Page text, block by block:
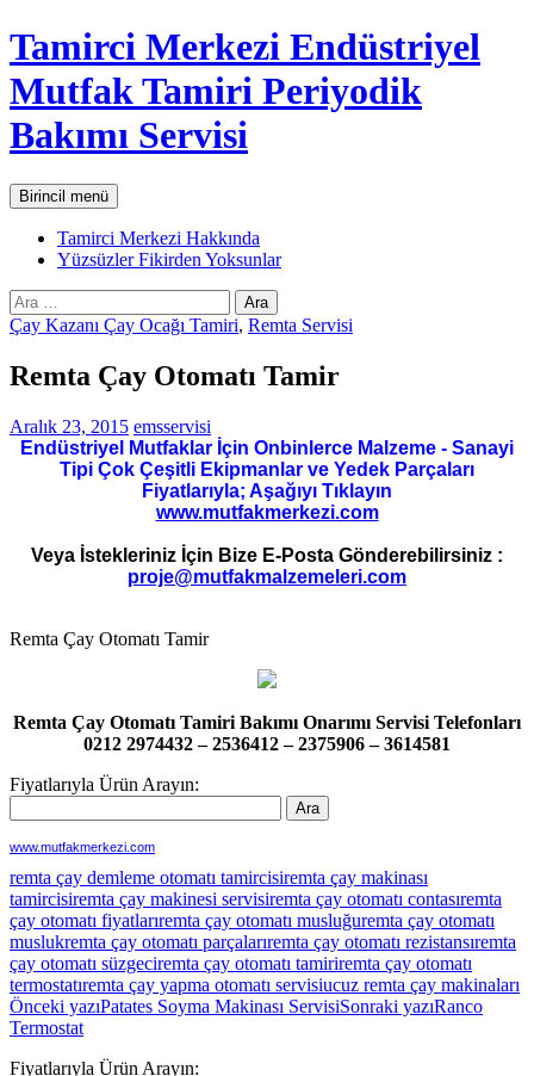
İçeriğe
atla
Tamirci Merkezi Endüstriyel
Mutfak Tamiri Periyodik
Bakımı Servisi
AraBirincil menü
Tamirci Merkezi Hakkında
Yüzsüzler Fikirden Yoksunlar
Arama:
Çay Kazanı Çay Ocağı Tamiri, Remta Servisi
Remta Çay Otomatı Tamir
Aralık 23, 2015 emsservisi
Endüstriyel Mutfaklar İçin Onbinlerce Malzeme - Sanayi
Tipi Çok Çeşitli Ekipmanlar ve Yedek Parçaları
Fiyatlarıyla; Aşağıyı Tıklayın
www.mutfakmerkezi.com
Veya İstekleriniz İçin Bize E-Posta Gönderebilirsiniz :
proje@mutfakmalzemeleri.com
Remta Çay Otomatı Tamir
Remta Çay Otomatı Tamiri Bakımı Onarımı Servisi Telefonları
0212 2974432 – 2536412 – 2375906 – 3614581
Fiyatlarıyla Ürün Arayın:
www.mutfakmerkezi.com
remta çay demleme otomatı tamircisiremta çay makinası
tamircisiremta çay makinesi servisiremta çay otomatı contasıremta
çay otomatı fiyatlarıremta çay otomatı musluğuremta çay otomatı
muslukremta çay otomatı parçalarıremta çay otomatı rezistansıremta
çay otomatı süzgeciremta çay otomatı tamiriremta çay otomatı
termostatıremta çay yapma otomatı servisiucuz remta çay makinaları
Yazı
dolaşımı
Önceki yazıPatates Soyma Makinası ServisiSonraki yazıRanco
Termostat
Fiyatlarıyla Ürün Arayın: